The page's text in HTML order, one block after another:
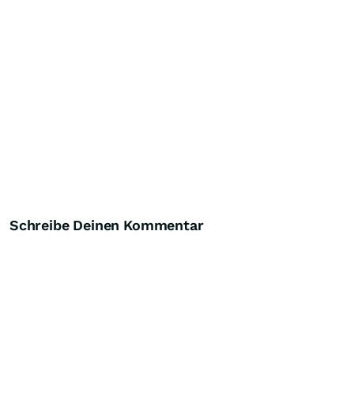
Schreibe Deinen Kommentar